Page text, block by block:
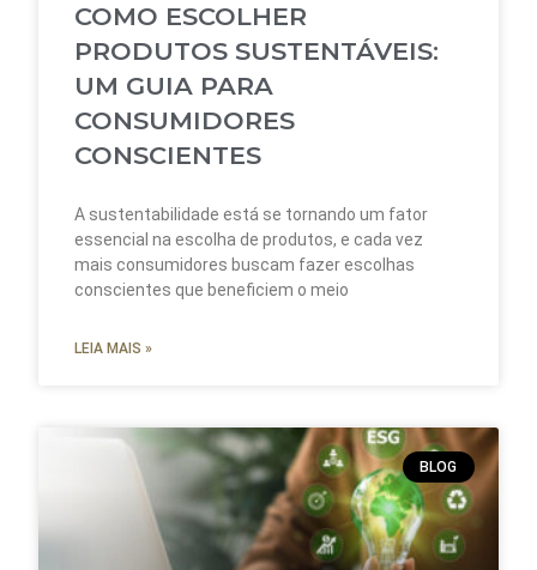
COMO ESCOLHER
PRODUTOS SUSTENTÁVEIS:
UM GUIA PARA
CONSUMIDORES
CONSCIENTES
A sustentabilidade está se tornando um fator
essencial na escolha de produtos, e cada vez
mais consumidores buscam fazer escolhas
conscientes que beneficiem o meio
LEIA MAIS »
BLOG